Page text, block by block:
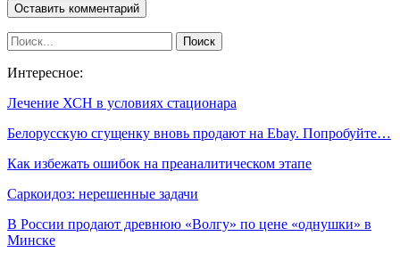
Интересное:
Лечение ХСН в условиях стационара
Белорусскую сгущенку вновь продают на Ebay. Попробуйте…
Как избежать ошибок на преаналитическом этапе
Саркоидоз: нерешенные задачи
В России продают древнюю «Волгу» по цене «однушки» в
Минске